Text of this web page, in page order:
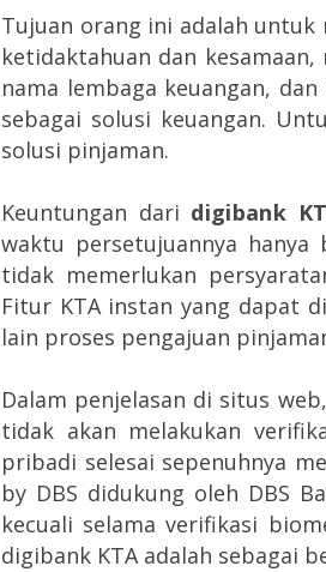
Tujuan orang ini adalah untuk
ketidaktahuan dan
nama lembaga keuangan,
sebagai solusi keuangan.
solusi pinjaman.
Keuntungan dari digibank
waktu persetujuannya
tidak memerlukan
Fitur KTA instan yang dapat
lain proses pengajuan
Dalam penjelasan di situs
tidak akan melakukan
pribadi selesai sepenuhnya
by DBS didukung oleh DBS
kecuali selama verifikasi
digibank KTA adalah sebagai